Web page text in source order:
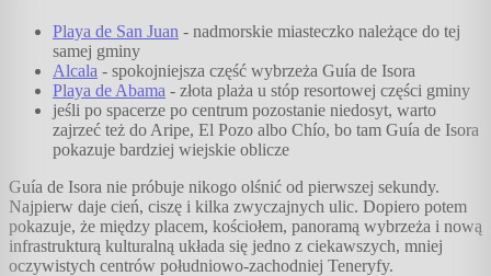
Playa de San Juan - nadmorskie miasteczko należące do tej
samej gminy
Alcala - spokojniejsza część wybrzeża Guía de Isora
Playa de Abama - złota plaża u stóp resortowej części gminy
jeśli po spacerze po centrum pozostanie niedosyt, warto
zajrzeć też do Aripe, El Pozo albo Chío, bo tam Guía de Isora
pokazuje bardziej wiejskie oblicze
Guía de Isora nie próbuje nikogo olśnić od pierwszej sekundy.
Najpierw daje cień, ciszę i kilka zwyczajnych ulic. Dopiero potem
pokazuje, że między placem, kościołem, panoramą wybrzeża i nową
infrastrukturą kulturalną układa się jedno z ciekawszych, mniej
oczywistych centrów południowo-zachodniej Teneryfy.